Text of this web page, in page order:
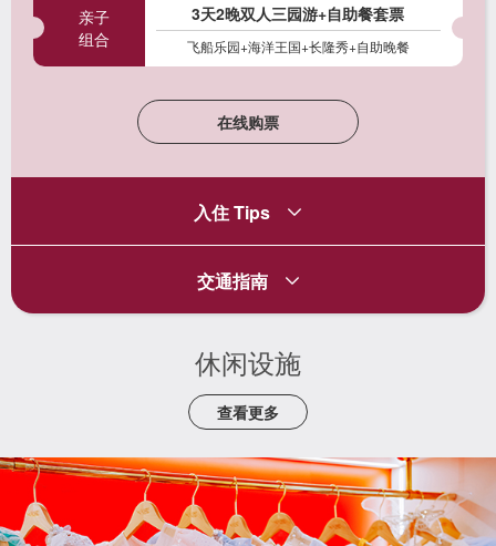
亲子
组合
3天2晚双人三园游+自助餐套票
飞船乐园+海洋王国+长隆秀+自助晚餐
在线购票
入住 Tips
交通指南
休闲设施
查看更多